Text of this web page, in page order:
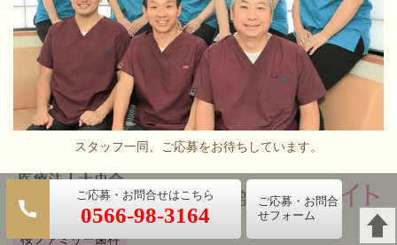
052-622-8690
0566-98-3164
ご応募・お問合
せフォーム
スタッフ一同、ご応募をお待ちしています。
桜ファミリー歯科